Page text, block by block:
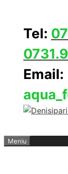
conținutTel:
Email:
Meniu